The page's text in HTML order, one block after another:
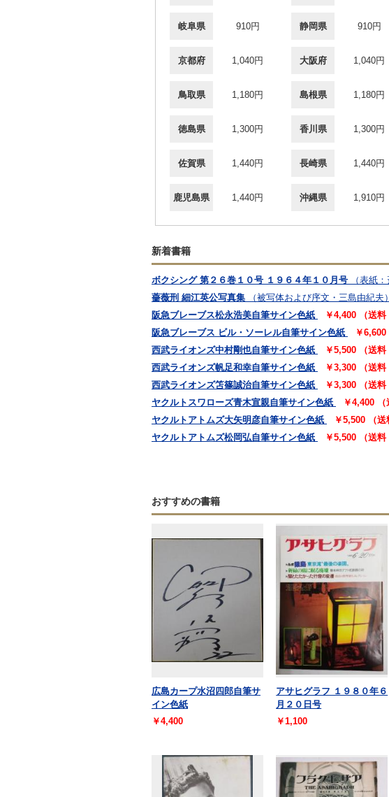
岐阜県 910円 静岡県 910円
京都府 1,040円 大阪府 1,040円
鳥取県 1,180円 島根県 1,180円
徳島県 1,300円 香川県 1,300円
佐賀県 1,440円 長崎県 1,440円
鹿児島県 1,440円 沖縄県 1,910円
新着書籍
ボクシング 第２６巻１０号 １９６４年１０月号 （表紙
薔薇刑 細江英公写真集
（被写体および序文・三島由紀夫）
阪急ブレーブス松永浩美自筆サイン色紙
￥4,400 （送料
阪急ブレーブス ビル・ソーレル自筆サイン色紙
￥6,600
西武ライオンズ中村剛也自筆サイン色紙
￥5,500 （送料
西武ライオンズ帆足和幸自筆サイン色紙
￥3,300 （送料
西武ライオンズ笘篠誠治自筆サイン色紙
￥3,300 （送料
ヤクルトスワローズ青木宣親自筆サイン色紙
￥4,400 （
ヤクルトアトムズ大矢明彦自筆サイン色紙
￥5,500 （送
ヤクルトアトムズ松岡弘自筆サイン色紙
￥5,500 （送料
おすすめの書籍
広島カープ水沼四郎自筆サ
イン色紙
￥4,400
アサヒグラフ １９８０年６
月２０日号
￥1,100